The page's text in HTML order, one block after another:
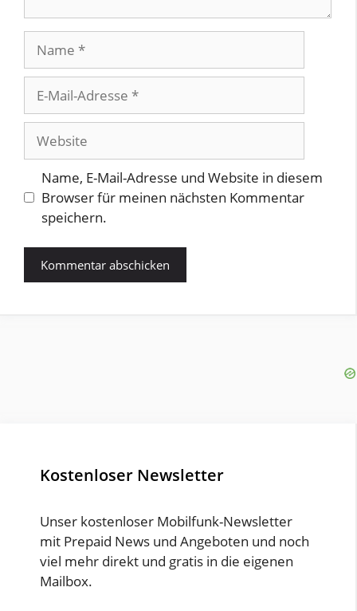
Mail-
Adresse
Website
Name, E-Mail-Adresse und Website in diesem
Browser für meinen nächsten Kommentar
speichern.
Kostenloser Newsletter
Unser kostenloser Mobilfunk-Newsletter
mit Prepaid News und Angeboten und noch
viel mehr direkt und gratis in die eigenen
Mailbox.